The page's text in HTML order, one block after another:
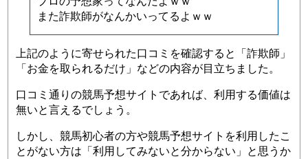
また詐欺師がなんかいってるよｗｗ
上記のように寄せられた口コミを確認すると「詐欺師」
「お金を取られるだけ」などの内容が目立ちました。
口コミ通りの競馬予想サイトであれば、利用する価値は
無いと言えるでしょう。
しかし、競馬初心者の方や競馬予想サイトを利用したこ
とがない方は「利用してみないと分からない」と思うか